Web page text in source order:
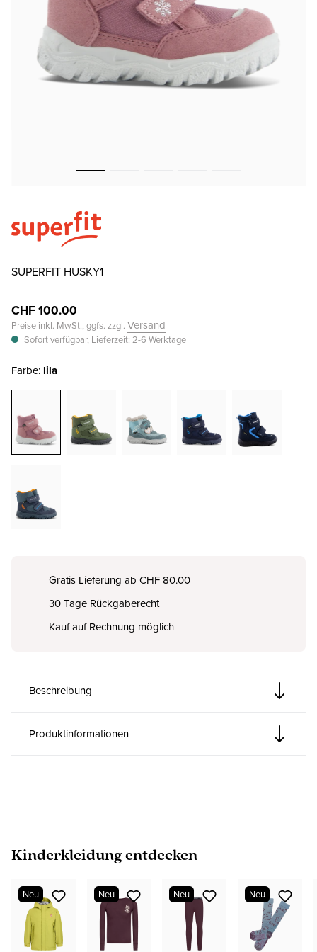
SUPERFIT HUSKY1
CHF 100.00
Preise inkl. MwSt., ggfs. zzgl. Versand
Sofort verfügbar, Lieferzeit: 2-6 Werktage
Farbe: lila
Gratis Lieferung ab CHF 80.00
30 Tage Rückgaberecht
Kauf auf Rechnung möglich
Beschreibung
Produktinformationen
Produktgalerie überspringen
Kinderkleidung entdecken
Neu Neu Neu Neu